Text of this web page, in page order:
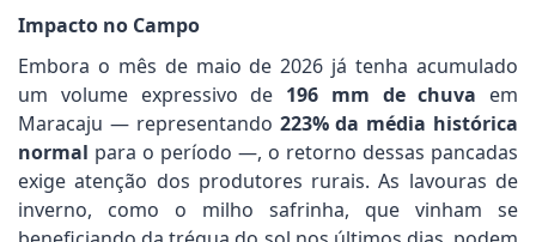
Impacto no Campo
Embora o mês de maio de 2026 já tenha acumulado
um volume expressivo de 196 mm de chuva em
Maracaju — representando 223% da média histórica
normal para o período —, o retorno dessas pancadas
exige atenção dos produtores rurais. As lavouras de
inverno, como o milho safrinha, que vinham se